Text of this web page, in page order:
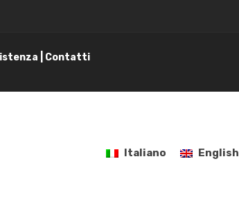
| Contatti
Italiano English